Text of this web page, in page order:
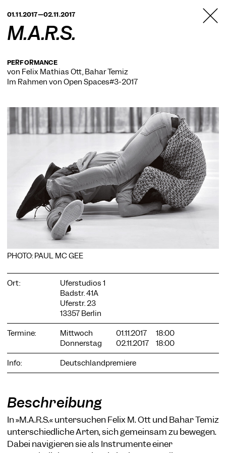
BERLIN
01.11.2017—02.11.2017
M.A.R.S.
PERFORMANCE
von Felix Mathias Ott, Bahar Temiz
Im Rahmen von Open Spaces#3-2017
PHOTO: PAUL MC GEE
Ort:
Uferstudios 1
Badstr. 41A
Uferstr. 23
13357 Berlin
Termine:
Mittwoch 01.11.2017
18:00
Donnerstag
02.11.2017
18:00
Info:
Deutschlandpremiere
Beschreibung
In »M.A.R.S.« untersuchen Felix M. Ott und Bahar Temiz
unterschiedliche Arten, sich gemeinsam zu bewegen.
Dabei navigieren sie als Instrumente einer
COOKIE-EINSTELLUNGEN
Wir verwenden Cookies und Inhalte externer Anbieter auf
unserer Website. Notwendige Cookies sind essenziell, damit
Sie die Website nutzen können. Andere Cookies helfen uns,
die Website weiterzuentwickeln. Sie können Ihre Einwilligung
jederzeit widerrufen. Bitte besuchen Sie unsere
Datenschutzerklärung für weitere Informationen. Unten
können Sie auswählen, welche Technologien Sie zulassen
möchten.
Externe Medien
Nur notwendige Alle akzeptieren Speichern